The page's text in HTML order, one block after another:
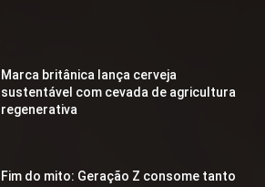
Marca britânica lança cerveja
sustentável com cevada de agricultura
regenerativa
Fim do mito: Geração Z consome tanto